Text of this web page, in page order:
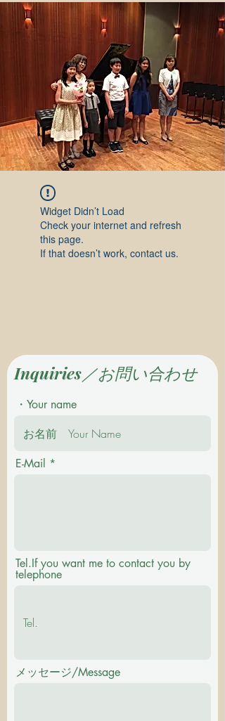
Widget Didn’t Load
Check your internet and refresh
this page.
If that doesn’t work, contact us.
Inquiries／お問い合わせ
・Your name
E-Mail
Tel.If you want me to contact you by
telephone
メッセージ/Message